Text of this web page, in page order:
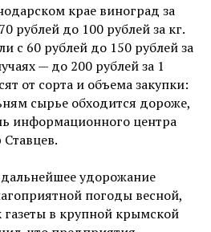
крае виноград за
рублей до 100 рублей за кг.
с 60 рублей до 150 рублей за
— до 200 рублей за 1
от сорта и объема закупки:
сырье обходится дороже,
информационного центра
удорожание
погоды весной,
газеты в крупной крымской